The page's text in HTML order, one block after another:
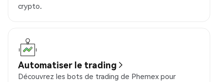
crypto.
Automatiser le trading
Découvrez les bots de trading de Phemex pour